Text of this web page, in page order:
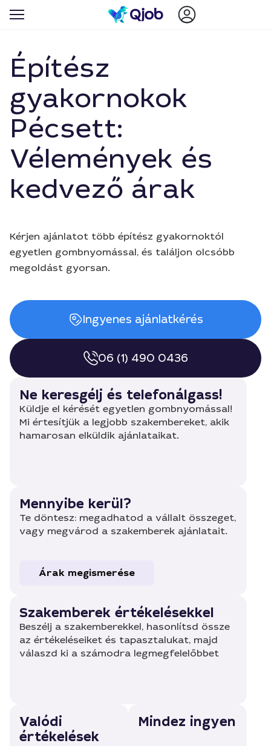
Építész
gyakornokok
Pécsett:
Vélemények és
kedvező árak
Kérjen ajánlatot több építész gyakornoktól
egyetlen gombnyomással, és találjon olcsóbb
megoldást gyorsan.
Ingyenes ajánlatkérés
06 (1) 490 0436
Ne keresgélj és telefonálgass!
Küldje el kérését egyetlen gombnyomással!
Mi értesítjük a legjobb szakembereket, akik
hamarosan elküldik ajánlataikat.
Mennyibe kerül?
Te döntesz: megadhatod a vállalt összeget,
vagy megvárod a szakemberek ajánlatait.
Árak megismerése
Szakemberek értékelésekkel
Beszélj a szakemberekkel, hasonlítsd össze
az értékeléseiket és tapasztalukat, majd
válaszd ki a számodra legmegfelelőbbet
Valódi
értékelések
Mindez ingyen